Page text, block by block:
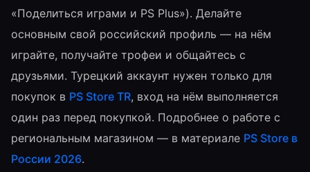
«Поделиться играми и PS Plus»). Делайте
основным свой российский профиль — на нём
играйте, получайте трофеи и общайтесь с
друзьями. Турецкий аккаунт нужен только для
покупок в PS Store TR, вход на нём выполняется
один раз перед покупкой. Подробнее о работе с
региональным магазином — в материале PS Store в
России 2026.